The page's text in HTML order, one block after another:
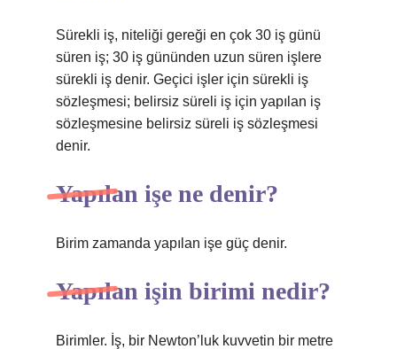
Sürekli iş, niteliği gereği en çok 30 iş günü
süren iş; 30 iş gününden uzun süren işlere
sürekli iş denir. Geçici işler için sürekli iş
sözleşmesi; belirsiz süreli iş için yapılan iş
sözleşmesine belirsiz süreli iş sözleşmesi
denir.
Yapılan işe ne denir?
Birim zamanda yapılan işe güç denir.
Yapılan işin birimi nedir?
Birimler. İş, bir Newton’luk kuvvetin bir metre